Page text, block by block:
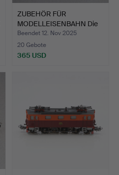
ZUBEHÖR FÜR
MODELLEISENBAHN Die
meisten sk…
Beendet 12. Nov 2025
20 Gebote
365 USD